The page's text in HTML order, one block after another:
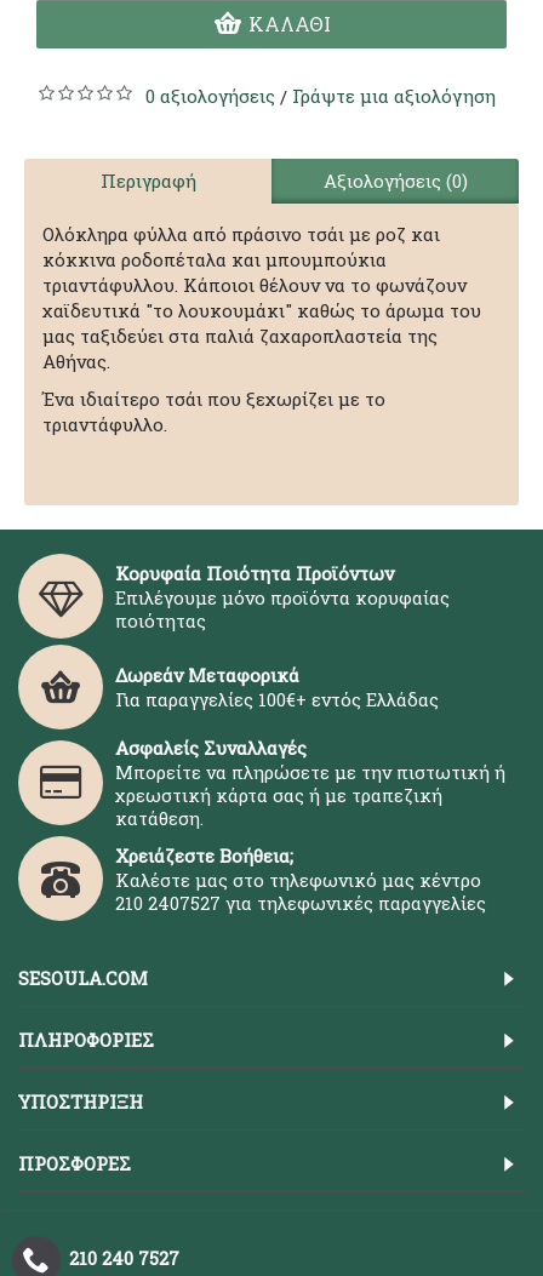
ΚΑΛΆΘΙ
0 αξιολογήσεις / Γράψτε μια αξιολόγηση
Περιγραφή Αξιολογήσεις (0)
Ολόκληρα φύλλα από πράσινο τσάι με ροζ και
κόκκινα ροδοπέταλα και μπουμπούκια
τριαντάφυλλου. Κάποιοι θέλουν να το φωνάζουν
χαϊδευτικά "το λουκουμάκι" καθώς το άρωμα του
μας ταξιδεύει στα παλιά ζαχαροπλαστεία της
Αθήνας.
Ένα ιδιαίτερο τσάι που ξεχωρίζει με το
τριαντάφυλλο.
Κορυφαία Ποιότητα Προϊόντων
Επιλέγουμε μόνο προϊόντα κορυφαίας
ποιότητας
Δωρεάν Μεταφορικά
Για παραγγελίες 100€+ εντός Ελλάδας
Ασφαλείς Συναλλαγές
Μπορείτε να πληρώσετε με την πιστωτική ή
χρεωστική κάρτα σας ή με τραπεζική
κατάθεση.
Χρειάζεστε Βοήθεια;
Καλέστε μας στο τηλεφωνικό μας κέντρο
210 2407527 για τηλεφωνικές παραγγελίες
SESOULA.COM
ΠΛΗΡΟΦΟΡΊΕΣ
ΥΠΟΣΤΉΡΙΞΗ
ΠΡΟΣΦΟΡΈΣ
210 240 7527